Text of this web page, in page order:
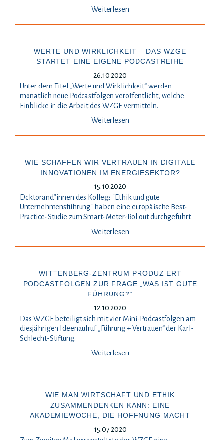
Weiterlesen
WERTE UND WIRKLICHKEIT – DAS WZGE
STARTET EINE EIGENE PODCASTREIHE
26.10.2020
Unter dem Titel „Werte und Wirklichkeit“ werden
monatlich neue Podcastfolgen veröffentlicht, welche
Einblicke in die Arbeit des WZGE vermitteln.
Weiterlesen
WIE SCHAFFEN WIR VERTRAUEN IN DIGITALE
INNOVATIONEN IM ENERGIESEKTOR?
15.10.2020
Doktorand*innen des Kollegs "Ethik und gute
Unternehmensführung" haben eine europäische Best-
Practice-Studie zum Smart-Meter-Rollout durchgeführt
Weiterlesen
WITTENBERG-ZENTRUM PRODUZIERT
PODCASTFOLGEN ZUR FRAGE „WAS IST GUTE
FÜHRUNG?“
12.10.2020
Das WZGE beteiligt sich mit vier Mini-Podcastfolgen am
diesjährigen Ideenaufruf „Führung + Vertrauen“ der Karl-
Schlecht-Stiftung.
Weiterlesen
WIE MAN WIRTSCHAFT UND ETHIK
ZUSAMMENDENKEN KANN: EINE
AKADEMIEWOCHE, DIE HOFFNUNG MACHT
15.07.2020